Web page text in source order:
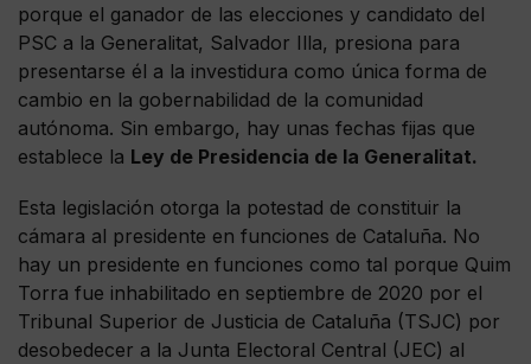
porque el ganador de las elecciones y candidato del
PSC a la Generalitat, Salvador Illa, presiona para
presentarse él a la investidura como única forma de
cambio en la gobernabilidad de la comunidad
autónoma. Sin embargo, hay unas fechas fijas que
establece la Ley de Presidencia de la Generalitat.
Esta legislación otorga la potestad de constituir la
cámara al presidente en funciones de Cataluña. No
hay un presidente en funciones como tal porque Quim
Torra fue inhabilitado en septiembre de 2020 por el
Tribunal Superior de Justicia de Cataluña (TSJC) por
desobedecer a la Junta Electoral Central (JEC) al